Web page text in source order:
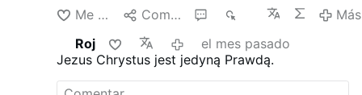
Me gusta Compartir
Más
Roj
el mes pasado
Jezus Chrystus jest jedyną Prawdą.